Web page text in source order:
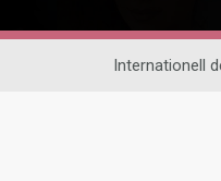
Internationell